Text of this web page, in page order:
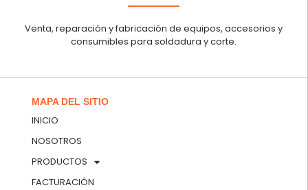
Venta, reparación y fabricación de equipos, accesorios y
consumibles para soldadura y corte.
MAPA DEL SITIO
INICIO
NOSOTROS
PRODUCTOS
FACTURACIÓN